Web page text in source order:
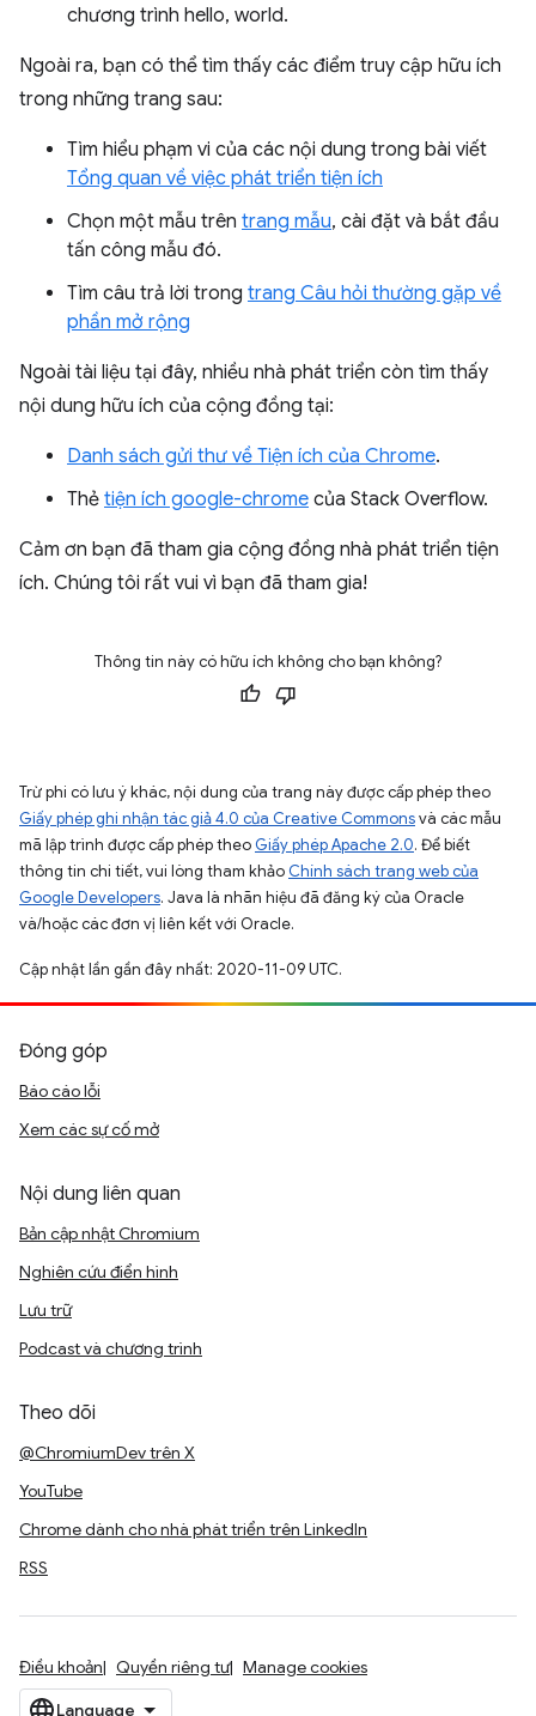
chương trình hello, world.
Ngoài ra, bạn có thể tìm thấy các điểm truy cập hữu ích
trong những trang sau:
Tìm hiểu phạm vi của các nội dung trong bài viết
Tổng quan về việc phát triển tiện ích
Chọn một mẫu trên trang mẫu, cài đặt và bắt đầu
tấn công mẫu đó.
Tìm câu trả lời trong trang Câu hỏi thường gặp về
phần mở rộng
Ngoài tài liệu tại đây, nhiều nhà phát triển còn tìm thấy
nội dung hữu ích của cộng đồng tại:
Danh sách gửi thư về Tiện ích của Chrome.
Thẻ tiện ích google-chrome của Stack Overflow.
Cảm ơn bạn đã tham gia cộng đồng nhà phát triển tiện
ích. Chúng tôi rất vui vì bạn đã tham gia!
Thông tin này có hữu ích không cho bạn không?
Trừ phi có lưu ý khác, nội dung của trang này được cấp phép theo
Giấy phép ghi nhận tác giả 4.0 của Creative Commonsvà các mẫu
mã lập trình được cấp phép theo Giấy phép Apache 2.0. Để biết
thông tin chi tiết, vui lòng tham khảo Chính sách trang web của
Google Developers. Java là nhãn hiệu đã đăng ký của Oracle
và/hoặc các đơn vị liên kết với Oracle.
Cập nhật lần gần đây nhất: 2020-11-09 UTC.
Đóng góp
Báo cáo lỗi
Xem các sự cố mở
Nội dung liên quan
Bản cập nhật Chromium
Nghiên cứu điển hình
Lưu trữ
Podcast và chương trình
Theo dõi
@ChromiumDev trên X
YouTube
Chrome dành cho nhà phát triển trên LinkedIn
RSS
Điều khoản Quyền riêng tư Manage cookies